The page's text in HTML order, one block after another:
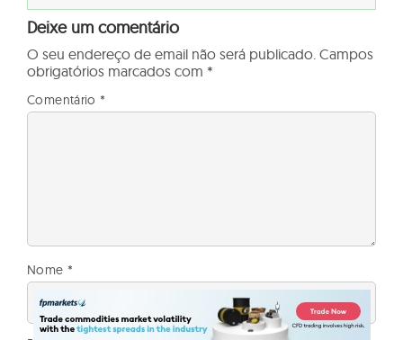
Deixe um comentário
O seu endereço de email não será publicado. Campos
obrigatórios marcados com *
Comentário *
Nome *